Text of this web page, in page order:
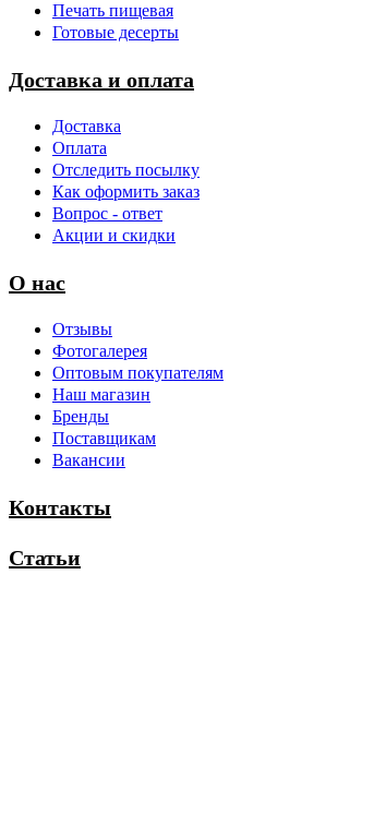
Печать пищевая
Готовые десерты
Доставка и оплата
Доставка
Оплата
Отследить посылку
Как оформить заказ
Вопрос - ответ
Акции и скидки
О нас
Отзывы
Фотогалерея
Оптовым покупателям
Наш магазин
Бренды
Поставщикам
Вакансии
Контакты
Статьи